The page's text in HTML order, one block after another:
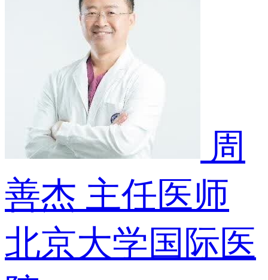
周
善杰 主任医师
北京大学国际医